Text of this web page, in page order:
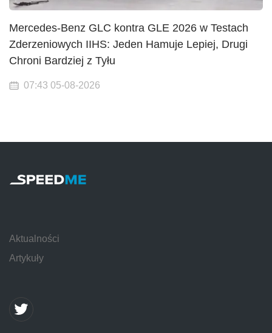
Mercedes-Benz GLC kontra GLE 2026 w Testach
Zderzeniowych IIHS: Jeden Hamuje Lepiej, Drugi
Chroni Bardziej z Tyłu
07:43 05-08-2026
Aktualności
Artykuły